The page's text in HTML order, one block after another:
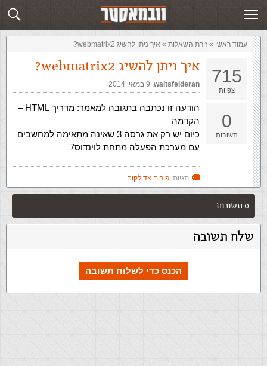
שלח תשובה זירת השאלות
עמוד ראשי » ‏זירת השאלות‏ » איך ניתן להשיג webmatrix2?
715
צפיות
0
תשובות
איך ניתן להשיג webmatrix2?
waitsfelderan
,‏ 9 במאי, 2014
הודעה זו נכתבה בתגובה למאמר:
מדריך HTML –
הקדמה
כיום יש רק את גרסה 3 שאינה מתאימה למחשבים
עם מערכת הפעלה מתחת לוינדוס7
תגיות: פורום צד לקוח
0 תשובות
שלח תשובה
הכנס כדי לשלוח תשובה